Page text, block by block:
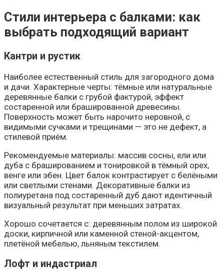
Стили интерьера с балками: как
выбрать подходящий вариант
Кантри и рустик
Наиболее естественный стиль для загородного дома
и дачи. Характерные черты: тёмные или натуральные
деревянные балки с грубой фактурой, эффект
состаренной или брашированной древесины.
Поверхность может быть нарочито неровной, с
видимыми сучками и трещинами — это не дефект, а
стилевой приём.
Рекомендуемые материалы: массив сосны, ели или
дуба с брашированием и тонировкой в тёмный орех,
венге или эбен. Цвет балок контрастирует с белёными
или светлыми стенами. Декоративные балки из
полиуретана под состаренный дуб дают идентичный
визуальный результат при меньших затратах.
Хорошо сочетается с: деревянным полом из широкой
доски, кирпичной или каменной стеной-акцентом,
плетёной мебелью, льняным текстилем.
Лофт и индастриал